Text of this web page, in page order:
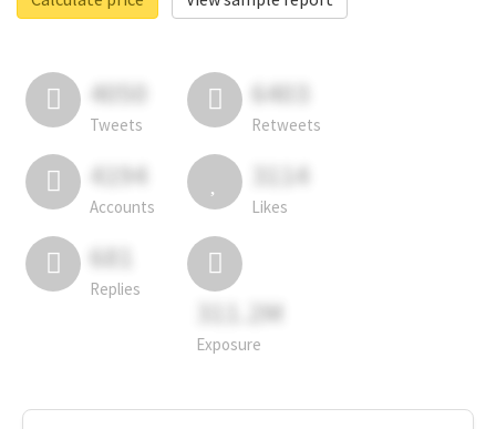
4050
Tweets
6403
Retweets
4194
Accounts
3114
Likes
681
Replies
311.2M
Exposure